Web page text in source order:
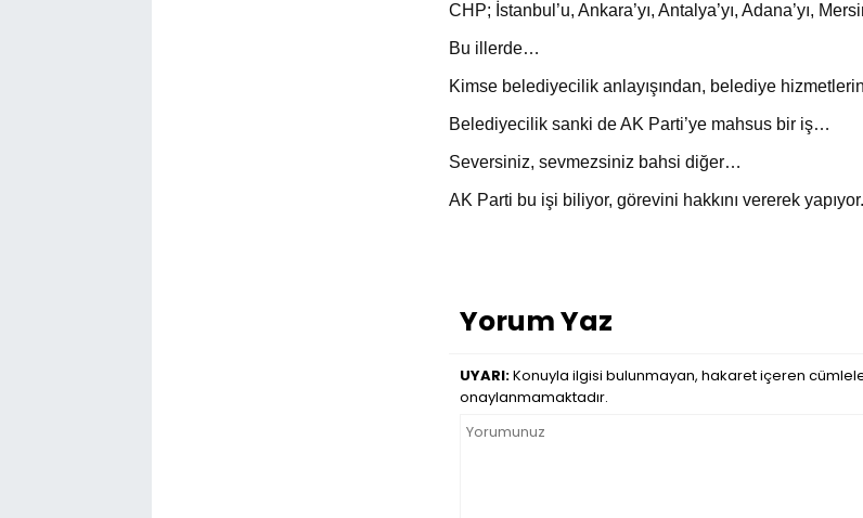
CHP; İstanbul’u, Ankara’yı, Antalya’yı, Adana’yı,
Bu illerde…
Kimse belediyecilik anlayışından, belediye
Belediyecilik sanki de AK Parti’ye mahsus bir iş…
Seversiniz, sevmezsiniz bahsi diğer…
AK Parti bu işi biliyor, görevini hakkını vererek yapıyor.
Yorum Yaz
UYARI:Konuyla ilgisi bulunmayan, hakaret içeren
onaylanmamaktadır.